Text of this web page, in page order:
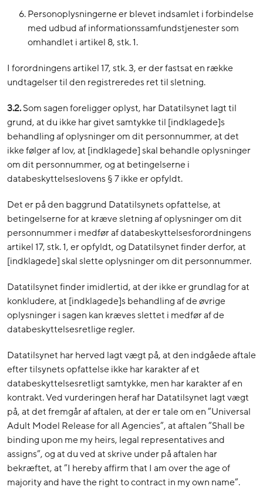
Personoplysningerne er blevet indsamlet i forbindelse
med udbud af informationssamfundstjenester som
omhandlet i artikel 8, stk. 1.
I forordningens artikel 17, stk. 3, er der fastsat en række
undtagelser til den registreredes ret til sletning.
3.2.Som sagen foreligger oplyst, har Datatilsynet lagt til
grund, at du ikke har givet samtykke til [indklagede]s
behandling af oplysninger om dit personnummer, at det
ikke følger af lov, at [indklagede] skal behandle oplysninger
om dit personnummer, og at betingelserne i
databeskyttelseslovens § 7 ikke er opfyldt.
Det er på den baggrund Datatilsynets opfattelse, at
betingelserne for at kræve sletning af oplysninger om dit
personnummer i medfør af databeskyttelsesforordningens
artikel 17, stk. 1, er opfyldt, og Datatilsynet finder derfor, at
[indklagede] skal slette oplysninger om dit personnummer.
Datatilsynet finder imidlertid, at der ikke er grundlag for at
konkludere, at [indklagede]s behandling af de øvrige
oplysninger i sagen kan kræves slettet i medfør af de
databeskyttelsesretlige regler.
Datatilsynet har herved lagt vægt på, at den indgåede aftale
efter tilsynets opfattelse ikke har karakter af et
databeskyttelsesretligt samtykke, men har karakter af en
kontrakt. Ved vurderingen heraf har Datatilsynet lagt vægt
på, at det fremgår af aftalen, at der er tale om en ”Universal
Adult Model Release for all Agencies”, at aftalen ”Shall be
binding upon me my heirs, legal representatives and
assigns”, og at du ved at skrive under på aftalen har
bekræftet, at ”I hereby affirm that I am over the age of
majority and have the right to contract in my own name”.